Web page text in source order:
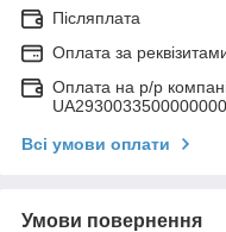
Післяплата
Оплата за
Оплата на р/р
Всі умови оплати
Умови повернення